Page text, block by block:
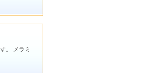
。 メラミ